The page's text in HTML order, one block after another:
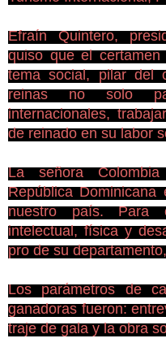
Efraín Quintero,
quiso que el
tema social, pilar del
reinas no solo
internacionales,
de reinado en su labor
La señora
República
nuestro país. Para
intelectual, física y
pro de su
Los parámetros de
ganadoras fueron:
traje de gala y la obra